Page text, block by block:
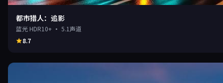
都市猎人：追影
蓝光 HDR10+ · 5.1声道
8.7